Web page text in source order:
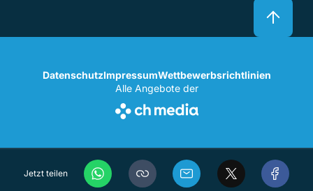
Jetzt teilen
DatenschutzImpressumWettbewerbsrichtlinien
Alle Angebote der